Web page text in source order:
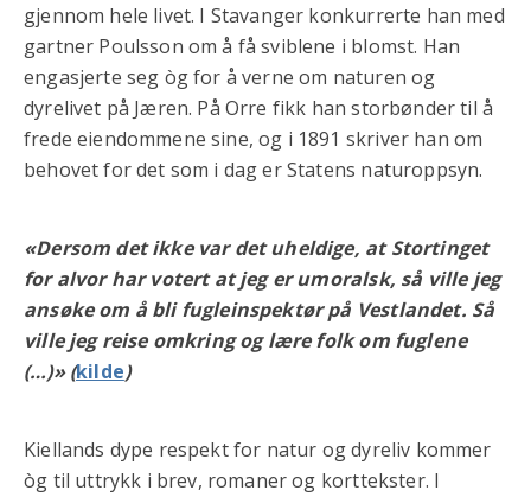
gjennom hele livet. I Stavanger konkurrerte han med
gartner Poulsson om å få sviblene i blomst. Han
engasjerte seg òg for å verne om naturen og
dyrelivet på Jæren. På Orre fikk han storbønder til å
frede eiendommene sine, og i 1891 skriver han om
behovet for det som i dag er Statens naturoppsyn.
«Dersom det ikke var det uheldige, at Stortinget
for alvor har votert at jeg er umoralsk, så ville jeg
ansøke om å bli fugleinspektør på Vestlandet. Så
ville jeg reise omkring og lære folk om fuglene
(…)» (kilde)
Kiellands dype respekt for natur og dyreliv kommer
òg til uttrykk i brev, romaner og korttekster. I